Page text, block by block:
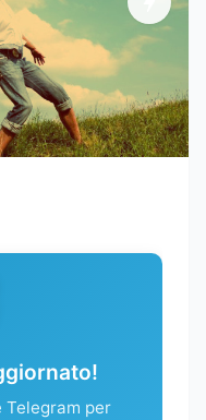
Telegram per